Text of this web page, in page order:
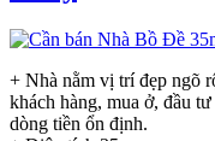
+ Nhà nằm vị trí đẹp ngõ
khách hàng, mua ở, đầu
dòng tiền ổn định.